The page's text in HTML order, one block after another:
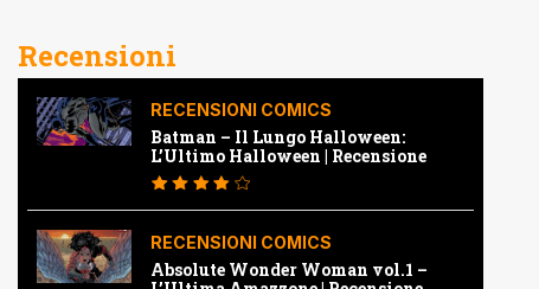
Recensioni
RECENSIONI COMICS
Batman – Il Lungo Halloween:
L’Ultimo Halloween | Recensione
RECENSIONI COMICS
Absolute Wonder Woman vol.1 –